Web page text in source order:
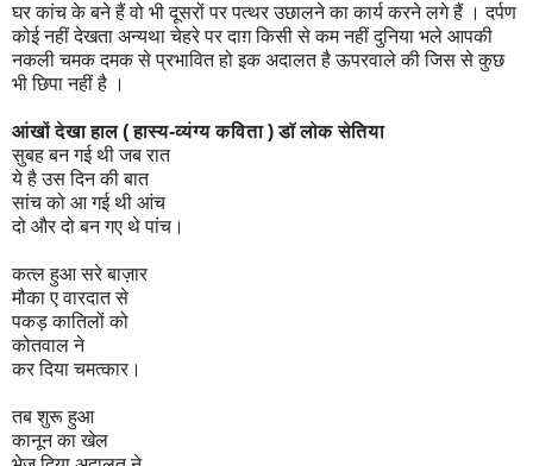
घर कांच के बने हैं वो भी दूसरों पर पत्थर उछालने का कार्य करने लगे हैं । दर्पण
कोई नहीं देखता अन्यथा चेहरे पर दाग़ किसी से कम नहीं दुनिया भले आपकी
नकली चमक दमक से प्रभावित हो इक अदालत है ऊपरवाले की जिस से कुछ
भी छिपा नहीं है ।
आंखों देखा हाल ( हास्य-व्यंग्य कविता ) डॉ लोक सेतिया
सुबह बन गई थी जब रात
ये है उस दिन की बात
सांच को आ गई थी आंच
दो और दो बन गए थे पांच।
कत्ल हुआ सरे बाज़ार
मौका ए वारदात से
पकड़ कातिलों को
कोतवाल ने
कर दिया चमत्कार।
तब शुरू हुआ
कानून का खेल